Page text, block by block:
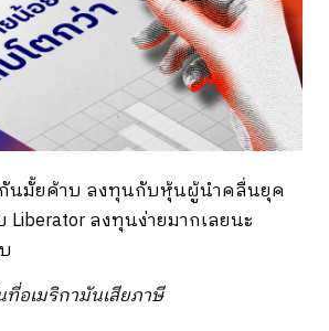
นมั้ยค้าบ ลงทุนกับหุ้นผู้นำคลื่นยุค
ลงทุนง่ายมากเลยนะ
อเมริกามันเสียภาษี